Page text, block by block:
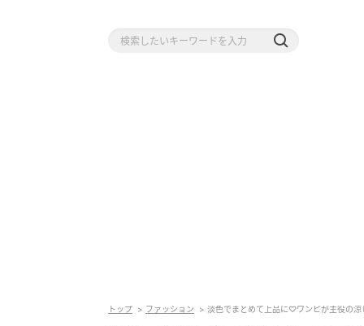
トップ ファッション 淡色でまとめて上品に♡ワンピが主役の